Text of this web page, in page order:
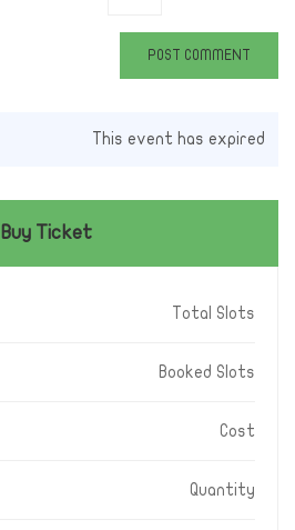
This event has expired
Buy Ticket
Total Slots
Booked Slots
Cost
Quantity